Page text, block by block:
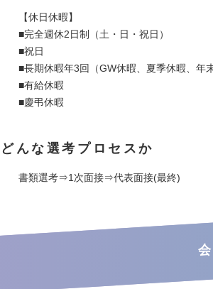
【休日休暇】
■完全週休2日制（土・日・祝日）
■祝日
■長期休暇年3回（GW休暇、夏季休暇、年
■有給休暇
■慶弔休暇
どんな選考プロセスか
書類選考⇒1次面接⇒代表面接(最終)